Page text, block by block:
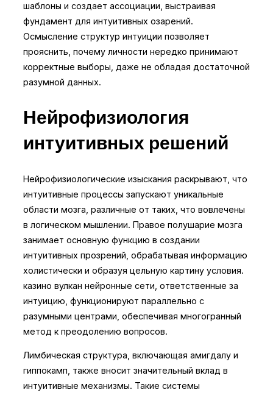
шаблоны и создает ассоциации, выстраивая
фундамент для интуитивных озарений.
Осмысление структур интуиции позволяет
прояснить, почему личности нередко принимают
корректные выборы, даже не обладая достаточной
разумной данных.
Нейрофизиология
интуитивных решений
Нейрофизиологические изыскания раскрывают, что
интуитивные процессы запускают уникальные
области мозга, различные от таких, что вовлечены
в логическом мышлении. Правое полушарие мозга
занимает основную функцию в создании
интуитивных прозрений, обрабатывая информацию
холистически и образуя цельную картину условия.
казино вулкан нейронные сети, ответственные за
интуицию, функционируют параллельно с
разумными центрами, обеспечивая многогранный
метод к преодолению вопросов.
Лимбическая структура, включающая амигдалу и
гиппокамп, также вносит значительный вклад в
интуитивные механизмы. Такие системы